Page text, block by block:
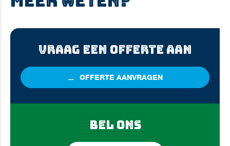
VRAAG EEN OFFERTE AAN
OFFERTE AANVRAGEN
BEL ONS